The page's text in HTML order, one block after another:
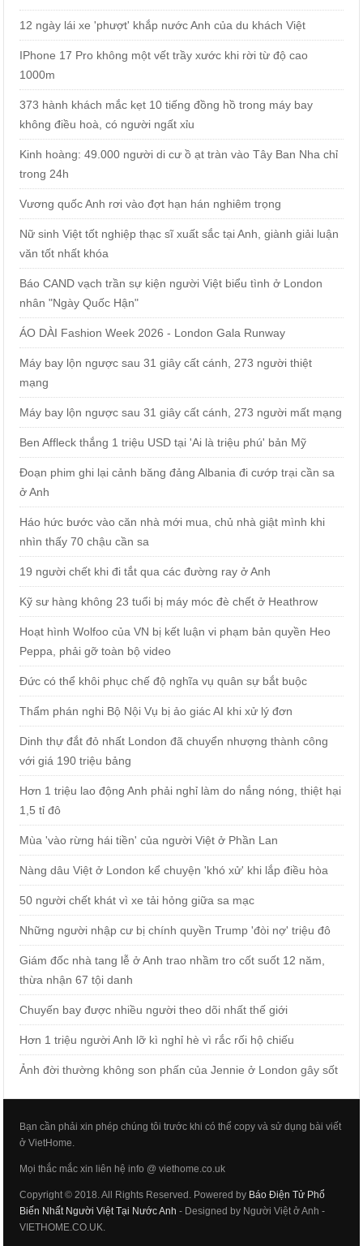
12 ngày lái xe 'phượt' khắp nước Anh của du khách Việt
IPhone 17 Pro không một vết trầy xước khi rời từ độ cao
1000m
373 hành khách mắc kẹt 10 tiếng đồng hồ trong máy bay
không điều hoà, có người ngất xỉu
Kinh hoàng: 49.000 người di cư ồ ạt tràn vào Tây Ban Nha chỉ
trong 24h
Vương quốc Anh rơi vào đợt hạn hán nghiêm trọng
Nữ sinh Việt tốt nghiệp thạc sĩ xuất sắc tại Anh, giành giải luận
văn tốt nhất khóa
Báo CAND vạch trần sự kiện người Việt biểu tình ở London
nhân "Ngày Quốc Hận"
ÁO DÀI Fashion Week 2026 - London Gala Runway
Máy bay lộn ngược sau 31 giây cất cánh, 273 người thiệt
mạng
Máy bay lộn ngược sau 31 giây cất cánh, 273 người mất mạng
Ben Affleck thắng 1 triệu USD tại 'Ai là triệu phú' bản Mỹ
Đoạn phim ghi lại cảnh băng đảng Albania đi cướp trại cần sa
ở Anh
Háo hức bước vào căn nhà mới mua, chủ nhà giật mình khi
nhìn thấy 70 chậu cần sa
19 người chết khi đi tắt qua các đường ray ở Anh
Kỹ sư hàng không 23 tuổi bị máy móc đè chết ở Heathrow
Hoạt hình Wolfoo của VN bị kết luận vi phạm bản quyền Heo
Peppa, phải gỡ toàn bộ video
Đức có thể khôi phục chế độ nghĩa vụ quân sự bắt buộc
Thẩm phán nghi Bộ Nội Vụ bị ảo giác AI khi xử lý đơn
Dinh thự đắt đỏ nhất London đã chuyển nhượng thành công
với giá 190 triệu bảng
Hơn 1 triệu lao động Anh phải nghỉ làm do nắng nóng, thiệt hại
1,5 tỉ đô
Mùa 'vào rừng hái tiền' của người Việt ở Phần Lan
Nàng dâu Việt ở London kể chuyện 'khó xử' khi lắp điều hòa
50 người chết khát vì xe tải hỏng giữa sa mạc
Những người nhập cư bị chính quyền Trump 'đòi nợ' triệu đô
Giám đốc nhà tang lễ ở Anh trao nhầm tro cốt suốt 12 năm,
thừa nhận 67 tội danh
Chuyến bay được nhiều người theo dõi nhất thế giới
Hơn 1 triệu người Anh lỡ kì nghỉ hè vì rắc rối hộ chiếu
Ảnh đời thường không son phấn của Jennie ở London gây sốt
Bạn cần phải xin phép chúng tôi trước khi có thể copy và sử dụng bài viết
ở VietHome.
Mọi thắc mắc xin liên hệ info @ viethome.co.uk
Copyright © 2018. All Rights Reserved. Powered by Báo Điện Tử Phổ
Biến Nhất Người Việt Tại Nước Anh - Designed by Người Việt ở Anh -
VIETHOME.CO.UK.